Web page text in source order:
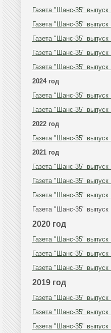
Газета "Шанс-35"
Газета "Шанс-35"
Газета "Шанс-35"
Газета "Шанс-35"
Газета "Шанс-35"
2024 год
Газета "Шанс-35"
Газета "Шанс-35"
2022 год
Газета "Шанс-35"
2021 год
Газета "Шанс-35"
Газета "Шанс-35"
Газета "Шанс-35"
Газета "Шанс-35"
2020 год
Газета "Шанс-35"
Газета "Шанс-35"
Газета "Шанс-35"
2019 год
Газета "Шанс-35"
Газета "Шанс-35"
Газета "Шанс-35"